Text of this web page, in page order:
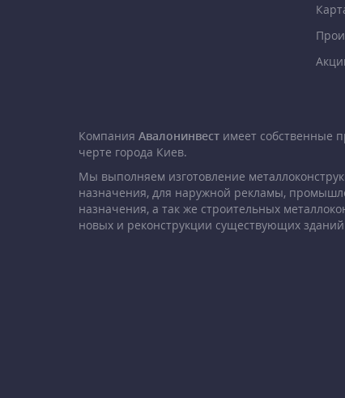
Компания Авалонинвест имеет собственные
черте города Киев.
Мы выполняем изготовление
назначения, для наружной рекламы,
назначения, а так же строительных
новых и реконструкции существующих